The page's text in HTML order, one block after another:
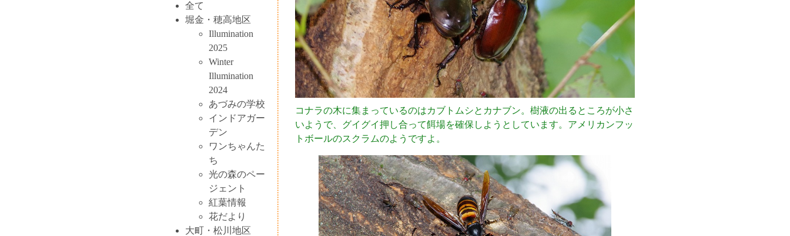
全て
堀金・穂高地区
Illumination
2025
Winter
Illumination
2024
あづみの学校
インドアガー
デン
ワンちゃんた
ち
光の森のペー
ジェント
紅葉情報
花だより
大町・松川地区
コナラの木に集まっているのはカブトムシとカナブン。樹液の出るところが小さ
いようで、グイグイ押し合って餌場を確保しようとしています。アメリカンフッ
トボールのスクラムのようですよ。